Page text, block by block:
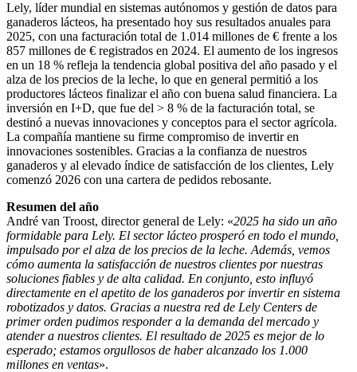
Lely, líder mundial en sistemas autónomos y gestión de datos para
ganaderos lácteos, ha presentado hoy sus resultados anuales para
2025, con una facturación total de 1.014 millones de € frente a los
857 millones de € registrados en 2024. El aumento de los ingresos
en un 18 % refleja la tendencia global positiva del año pasado y el
alza de los precios de la leche, lo que en general permitió a los
productores lácteos finalizar el año con buena salud financiera. La
inversión en I+D, que fue del > 8 % de la facturación total, se
destinó a nuevas innovaciones y conceptos para el sector agrícola.
La compañía mantiene su firme compromiso de invertir en
innovaciones sostenibles. Gracias a la confianza de nuestros
ganaderos y al elevado índice de satisfacción de los clientes, Lely
comenzó 2026 con una cartera de pedidos rebosante.
Resumen del año
André van Troost, director general de Lely: «2025 ha sido un año
formidable para Lely. El sector lácteo prosperó en todo el mundo,
impulsado por el alza de los precios de la leche. Además, vemos
cómo aumenta la satisfacción de nuestros clientes por nuestras
soluciones fiables y de alta calidad. En conjunto, esto influyó
directamente en el apetito de los ganaderos por invertir en sistema
robotizados y datos. Gracias a nuestra red de Lely Centers de
primer orden pudimos responder a la demanda del mercado y
atender a nuestros clientes. El resultado de 2025 es mejor de lo
esperado; estamos orgullosos de haber alcanzado los 1.000
millones en ventas».